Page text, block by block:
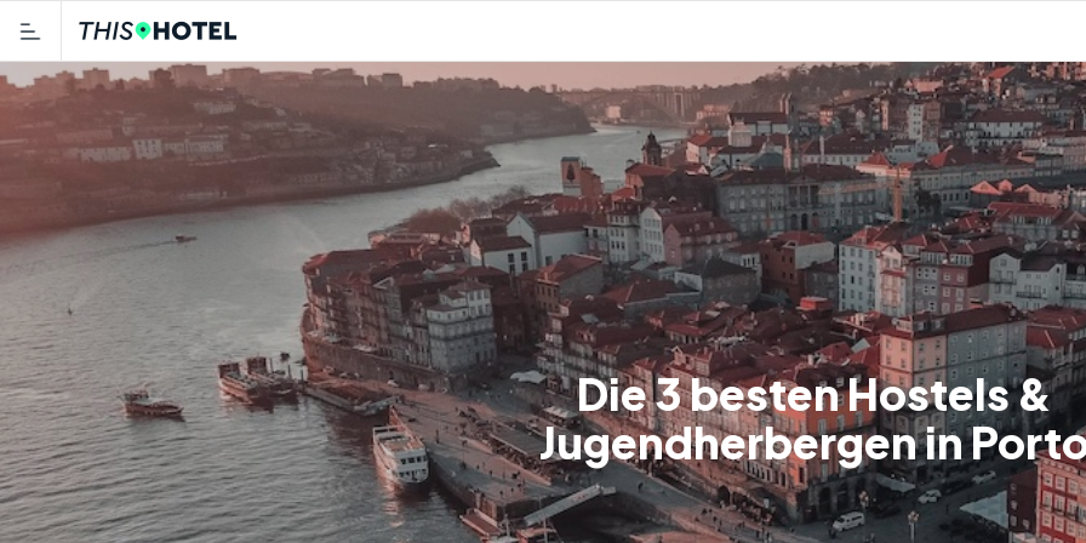
Die 3 besten Hostels &
Jugendherbergen in